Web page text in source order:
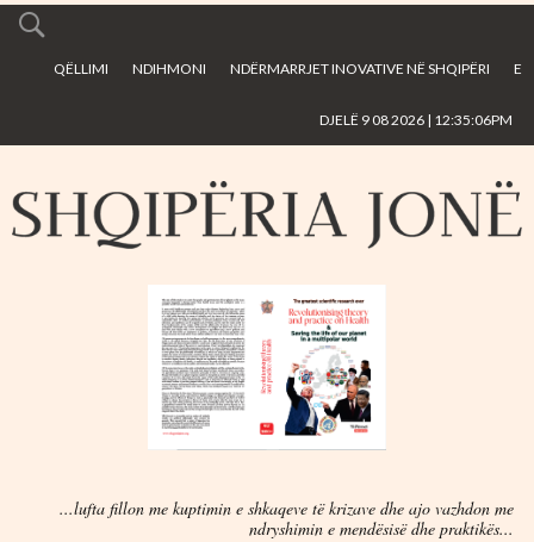
main
QËLLIMI NDIHMONI NDËRMARRJET INOVATIVE NË SHQIPËRI E
DJELË 9 08 2026 | 12:35:06PM
...lufta fillon me kuptimin e shkaqeve të krizave dhe ajo vazhdon me
ndryshimin e mendësisë dhe praktikës...